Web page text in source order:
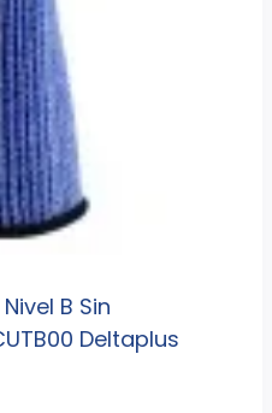
B Sin
Deltaplus